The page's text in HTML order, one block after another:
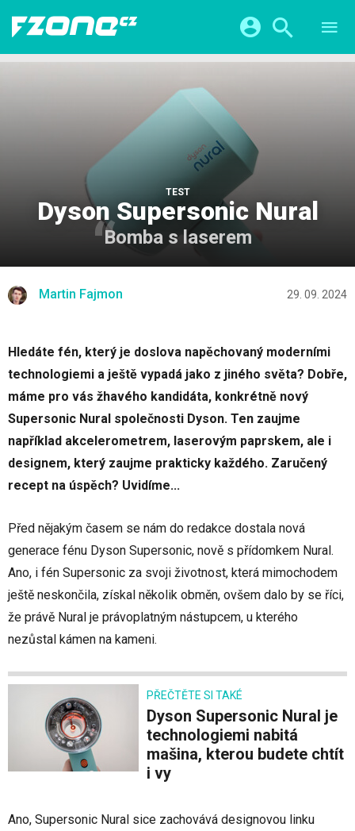
TESTY
CHYTRÁ DOMÁCNOST
Přihlášení a registrace pomocí:
Google
Apple Microsoft
TEST
Dyson Supersonic Nural
Bomba s laserem
Martin Fajmon 29. 09. 2024
Hledáte fén, který je doslova napěchovaný moderními
technologiemi a ještě vypadá jako z jiného světa? Dobře,
máme pro vás žhavého kandidáta, konkrétně nový
Supersonic Nural společnosti Dyson. Ten zaujme
například akcelerometrem, laserovým paprskem, ale i
designem, který zaujme prakticky každého. Zaručený
recept na úspěch? Uvidíme...
Před nějakým časem se nám do redakce dostala nová
generace fénu Dyson Supersonic, nově s přídomkem Nural.
Ano, i fén Supersonic za svoji životnost, která mimochodem
ještě neskončila, získal několik obměn, ovšem dalo by se říci,
že právě Nural je právoplatným nástupcem, u kterého
nezůstal kámen na kameni.
PŘEČTĚTE SI TAKÉ
Dyson Supersonic Nural je
technologiemi nabitá
mašina, kterou budete chtít
i vy
Ano, Supersonic Nural sice zachovává designovou linku